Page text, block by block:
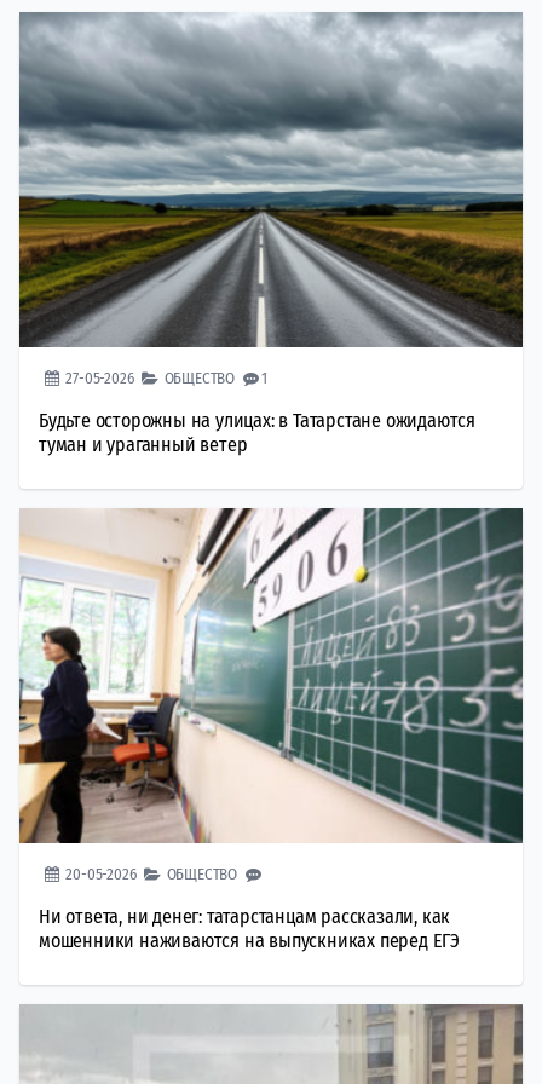
27-05-2026 ОБЩЕСТВО 1
Будьте осторожны на улицах: в Татарстане ожидаются
туман и ураганный ветер
20-05-2026 ОБЩЕСТВО
Ни ответа, ни денег: татарстанцам рассказали, как
мошенники наживаются на выпускниках перед ЕГЭ